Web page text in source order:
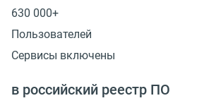
630 000+
Пользователей
Сервисы включены
в российский реестр ПО